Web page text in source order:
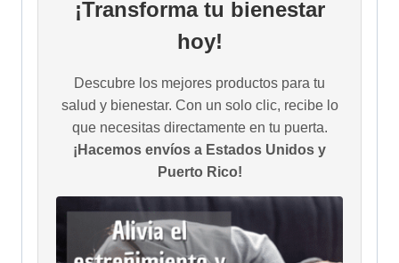
¡Transforma tu bienestar
hoy!
Descubre los mejores productos para tu
salud y bienestar. Con un solo clic, recibe lo
que necesitas directamente en tu puerta.
¡Hacemos envíos a Estados Unidos y
Puerto Rico!